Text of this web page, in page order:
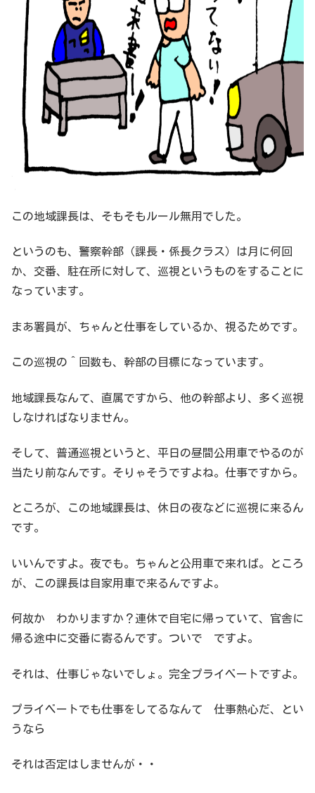
この地域課長は、そもそもルール無用でした。
というのも、警察幹部（課長・係長クラス）は月に何回
か、交番、駐在所に対して、巡視というものをすることに
なっています。
まあ署員が、ちゃんと仕事をしているか、視るためです。
この巡視の＾回数も、幹部の目標になっています。
地域課長なんて、直属ですから、他の幹部より、多く巡視
しなければなりません。
そして、普通巡視というと、平日の昼間公用車でやるのが
当たり前なんです。そりゃそうですよね。仕事ですから。
ところが、この地域課長は、休日の夜などに巡視に来るん
です。
いいんですよ。夜でも。ちゃんと公用車で来れば。ところ
が、この課長は自家用車で来るんですよ。
何故か わかりますか？連休で自宅に帰っていて、官舎に
帰る途中に交番に寄るんです。ついで ですよ。
それは、仕事じゃないでしょ。完全プライベートですよ。
プライベートでも仕事をしてるなんて 仕事熱心だ、とい
うなら
それは否定はしませんが・・